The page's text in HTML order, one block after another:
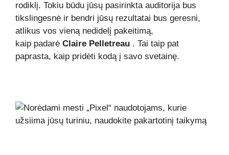
rodiklį. Tokiu būdu jūsų pasirinkta auditorija bus
tikslingesnė ir bendri jūsų rezultatai bus geresni,
atlikus vos vieną nedidelį pakeitimą,
kaip padarė Claire Pelletreau . Tai taip pat
paprasta, kaip pridėti kodą į savo svetainę.